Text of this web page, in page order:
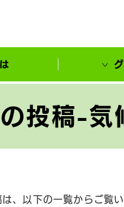
投稿-気
、以下の一覧からご覧い